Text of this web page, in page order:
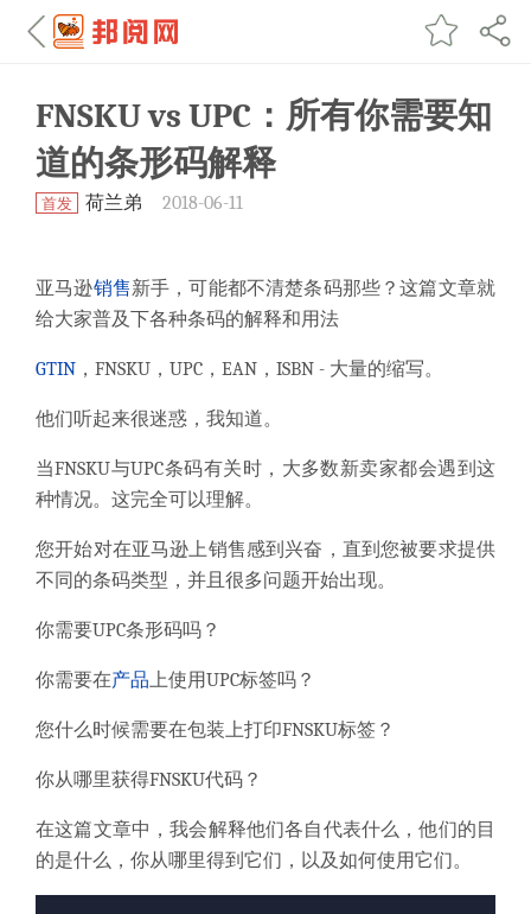
FNSKU vs UPC：所有你需要知
道的条形码解释
首发 荷兰弟 2018-06-11
亚马逊销售新手，可能都不清楚条码那些？这篇文章就
给大家普及下各种条码的解释和用法
GTIN ，FNSKU，UPC，EAN，ISBN - 大量的缩写。
他们听起来很迷惑，我知道。
当FNSKU与UPC条码有关时，大多数新卖家都会遇到这
种情况。 这完全可以理解。
您开始对在亚马逊上销售感到兴奋，直到您被要求提供
不同的条码类型， 并且很多问题开始出现。
你需要UPC条形码吗？
你需要在产品上使用UPC标签吗？
您什么时候需要在包装上打印FNSKU标签？
你从哪里获得FNSKU代码？
在这篇文章中，我会解释他们各自代表什么，他们的目
的是什么，你从哪里得到它们，以及如何使用它们。